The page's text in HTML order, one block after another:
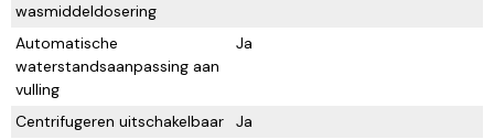
wasmiddeldosering
Automatische
waterstandsaanpassing aan
vulling
Ja
Centrifugeren uitschakelbaar
Ja